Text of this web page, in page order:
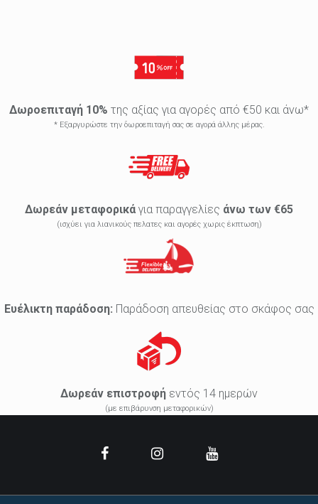
Δωροεπιταγή 10% της αξίας για αγορές από €50 και άνω*
* Εξαργυρώστε την δωροεπιταγή σας σε αγορά άλλης μέρας.
Δωρεάν μεταφορικά για παραγγελίες άνω των €65
(ισχύει για λιανικούς πελατες και αγορές χωρις έκπτωση)
Ευέλικτη παράδοση: Παράδοση απευθείας στο σκάφος σας
Δωρεάν επιστροφή εντός 14 ημερών
(με επιβάρυνση μεταφορικών)